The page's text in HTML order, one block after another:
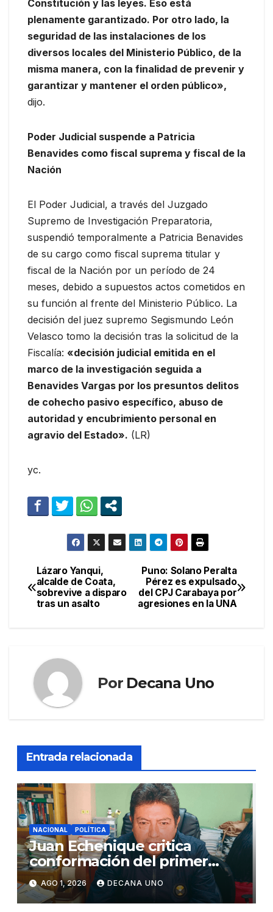
Constitución y las leyes. Eso está
plenamente garantizado. Por otro lado, la
seguridad de las instalaciones de los
diversos locales del Ministerio Público, de la
misma manera, con la finalidad de prevenir y
garantizar y mantener el orden público»,
dijo.
Poder Judicial suspende a Patricia
Benavides como fiscal suprema y fiscal de la
Nación
El Poder Judicial, a través del Juzgado
Supremo de Investigación Preparatoria,
suspendió temporalmente a Patricia Benavides
de su cargo como fiscal suprema titular y
fiscal de la Nación por un período de 24
meses, debido a supuestos actos cometidos en
su función al frente del Ministerio Público. La
decisión del juez supremo Segismundo León
Velasco tomo la decisión tras la solicitud de la
Fiscalía: «decisión judicial emitida en el
marco de la investigación seguida a
Benavides Vargas por los presuntos delitos
de cohecho pasivo específico, abuso de
autoridad y encubrimiento personal en
agravio del Estado». (LR)
yc.
Navegación
de
Puno: Solano Peralta
Pérez es expulsado
del CPJ Carabaya por
agresiones en la UNA
Lázaro Yanqui,
alcalde de Coata,
sobrevive a disparo
tras un asalto
Por Decana Uno
Entrada relacionada
NACIONAL POLÍTICA
Juan Echenique critica
conformación del primer
gabinete ministerial de Keiko
Fujimori
AGO 1, 2026 DECANA UNO